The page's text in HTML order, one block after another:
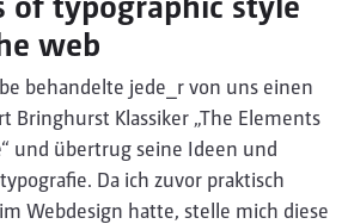
web
behandelte jede_r von uns einen
Bringhurst Klassiker „The Elements
und übertrug seine Ideen und
Da ich zuvor praktisch
Webdesign hatte, stelle mich diese